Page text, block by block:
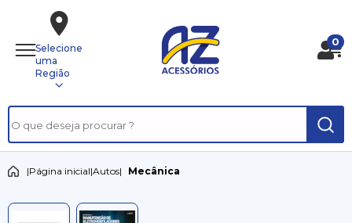
Selecione
uma
Região
0
|Página inicial|Autos| Mecânica